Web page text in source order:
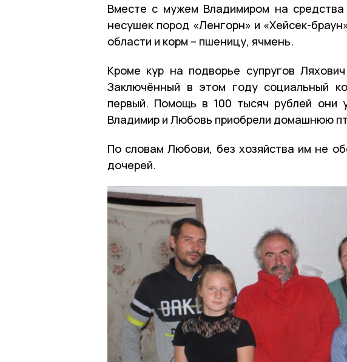
Вместе с мужем Владимиром на средства
несушек пород «Ленгорн» и «Хейсек-
области и корм – пшеницу, ячмень.
Кроме кур на подворье супругов
Заключённый в этом году социальный
первый. Помощь в 100 тысяч рублей они
Владимир и Любовь приобрели домашнюю
По словам Любови, без хозяйства им не
дочерей.